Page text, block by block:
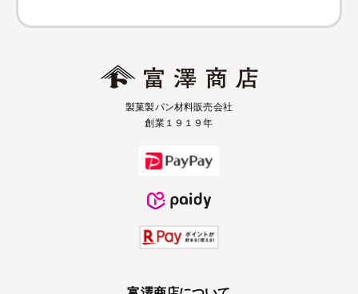
製菓製パン材料販売会社
創業１９１９年